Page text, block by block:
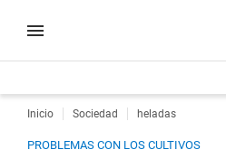
Inicio Sociedad heladas
PROBLEMAS CON LOS CULTIVOS